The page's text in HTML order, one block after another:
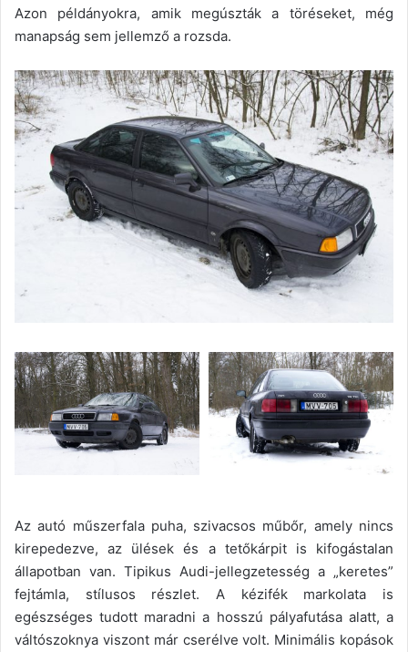
Azon példányokra, amik megúszták a töréseket, még
manapság sem jellemző a rozsda.
Az autó műszerfala puha, szivacsos műbőr, amely nincs
kirepedezve, az ülések és a tetőkárpit is kifogástalan
állapotban van. Tipikus Audi-jellegzetesség a „keretes”
fejtámla, stílusos részlet. A kézifék markolata is
egészséges tudott maradni a hosszú pályafutása alatt, a
váltószoknya viszont már cserélve volt. Minimális kopások